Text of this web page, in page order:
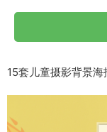
15套儿童摄影背景